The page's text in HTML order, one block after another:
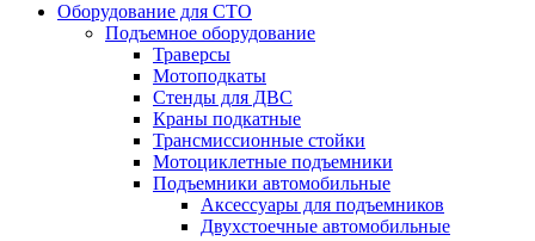
Оборудование для СТО
Подъемное оборудование
Траверсы
Мотоподкаты
Стенды для ДВС
Краны подкатные
Трансмиссионные стойки
Мотоциклетные подъемники
Подъемники автомобильные
Аксессуары для подъемников
Двухстоечные автомобильные